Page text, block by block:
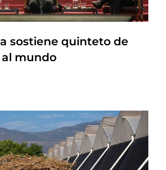
sostiene quinteto de
mundo